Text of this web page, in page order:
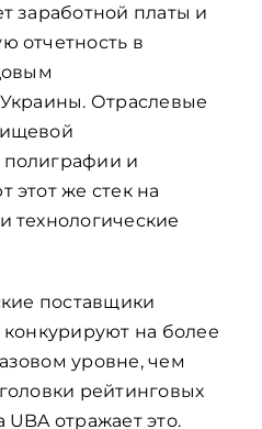
заработной платы и
отчетность в
Отраслевые
и
этот же стек на
технологические
поставщики
на более
уровне, чем
рейтинговых
отражает это.